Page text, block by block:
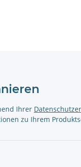
Ihrer
zu Ihrem